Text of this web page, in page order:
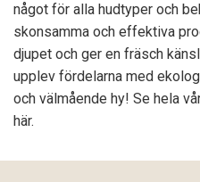
något för alla hudtyper och
skonsamma och effektiva
djupet och ger en fräsch
upplev fördelarna med
och välmående hy! Se hela
här.